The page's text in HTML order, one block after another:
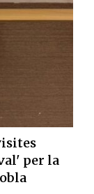
per la